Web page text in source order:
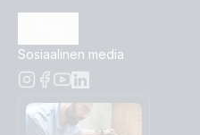
Sosiaalinen media